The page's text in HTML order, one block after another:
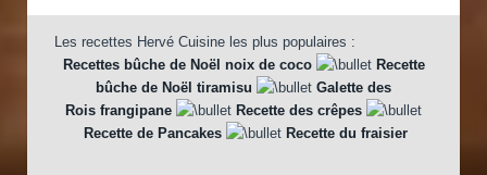
Les recettes Hervé Cuisine les plus populaires :
Recettes bûche de Noël noix de coco
Recette
bûche de Noël tiramisu
Galette des
Rois frangipane
Recette des crêpes
Recette de Pancakes
Recette du fraisier